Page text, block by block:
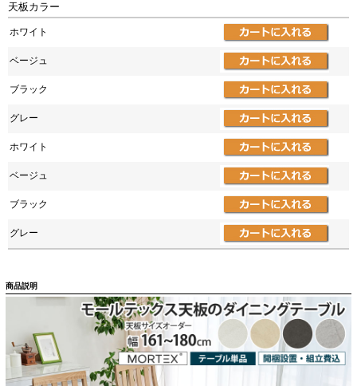
天板カラー
ホワイト
ベージュ
ブラック
グレー
ホワイト
ベージュ
ブラック
グレー
商品説明